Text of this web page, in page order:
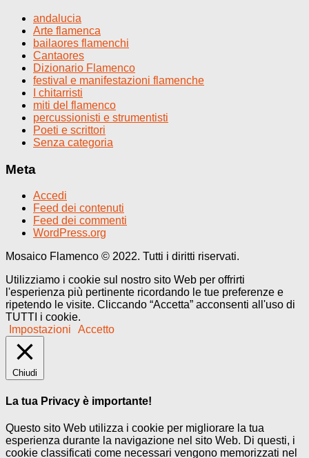
andalucia
Arte flamenca
bailaores flamenchi
Cantaores
Dizionario Flamenco
festival e manifestazioni flamenche
I chitarristi
miti del flamenco
percussionisti e strumentisti
Poeti e scrittori
Senza categoria
Meta
Accedi
Feed dei contenuti
Feed dei commenti
WordPress.org
Mosaico Flamenco © 2022. Tutti i diritti riservati.
Utilizziamo i cookie sul nostro sito Web per offrirti
l'esperienza più pertinente ricordando le tue preferenze e
ripetendo le visite. Cliccando “Accetta” acconsenti all'uso di
TUTTI i cookie.
Impostazioni
Accetto
Chiudi
La tua Privacy è importante!
Questo sito Web utilizza i cookie per migliorare la tua
esperienza durante la navigazione nel sito Web. Di questi, i
cookie classificati come necessari vengono memorizzati nel